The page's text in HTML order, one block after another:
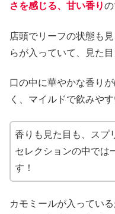
さを感じる、甘い香りの
店頭でリーフの状態も
らが入っていて、見た目
口の中に華やかな香り
く、マイルドで飲みやす
香りも見た目も、スプ
セレクションの中では
す！
カモミールが入ってい